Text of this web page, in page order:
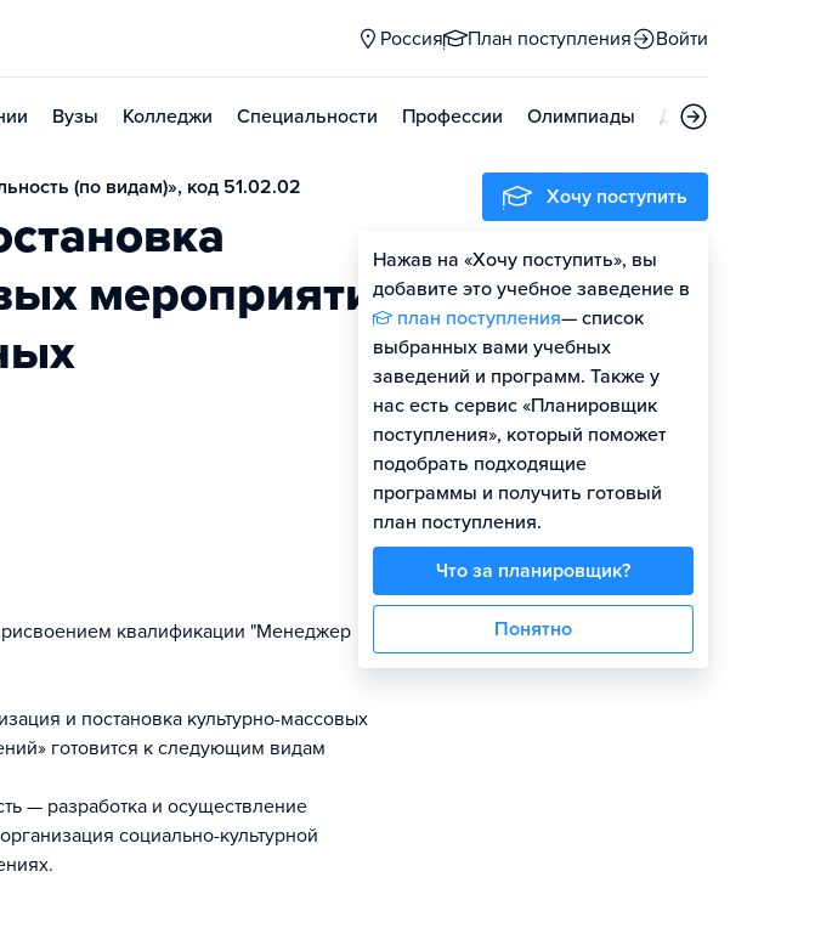
Россия План поступления Войти
Вузы Колледжи Специальности Профессии Олимпиады Дни открытых
(по видам)», код 51.02.02
мероприятий
квалификации "Менеджер
и постановка культурно-массовых
готовится к следующим видам
— разработка и осуществление
социально-культурной
Хочу поступить
Нажав на «Хочу поступить», вы
добавите это учебное заведение в
план поступления— список
выбранных вами учебных
заведений и программ. Также у
нас есть сервис «Планировщик
поступления», который поможет
подобрать подходящие
программы и получить готовый
план поступления.
Что за планировщик?
Понятно